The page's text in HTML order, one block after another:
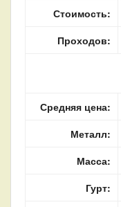
Стоимость:
Проходов:
Средняя цена:
Металл:
Масса:
Гурт: